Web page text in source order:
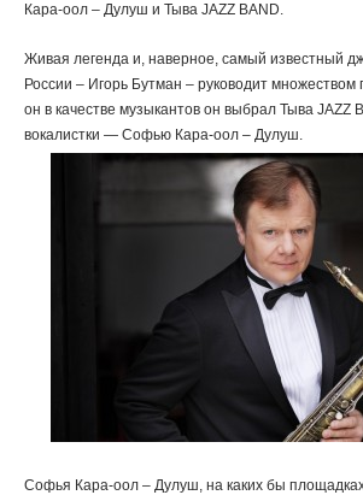
Кара-оол – Дулуш и Тыва JAZZ BAND.
Живая легенда и, наверное, самый известный
России – Игорь Бутман – руководит множеством
он в качестве музыкантов он выбрал Тыва JAZZ
вокалистки — Софью Кара-оол – Дулуш.
Софья Кара-оол – Дулуш, на каких бы